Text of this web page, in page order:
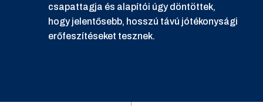
csapattagja és alapítói úgy döntöttek,
hogy jelentősebb, hosszú távú jótékonysági
erőfeszítéseket tesznek.